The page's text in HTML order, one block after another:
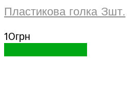
Пластикова голка 3шт.
10грн